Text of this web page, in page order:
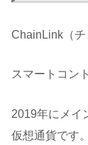
ChainLink（
スマートコン
2019年にメイ
仮想通貨です。